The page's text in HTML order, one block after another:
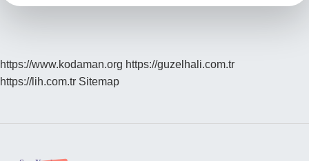
https://www.kodaman.org https://guzelhali.com.tr
https://lih.com.tr Sitemap